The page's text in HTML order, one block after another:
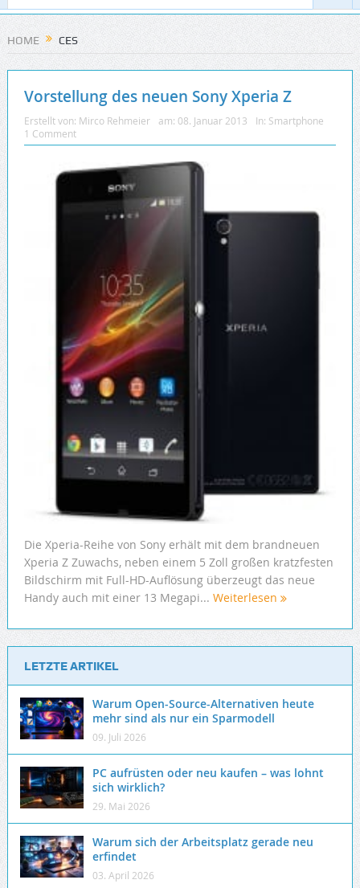
HOME CES
Vorstellung des neuen Sony Xperia Z
Erstellt von: Mirco Rehmeier am: 08. Januar 2013 In: Smartphone
1 Comment
Die Xperia-Reihe von Sony erhält mit dem brandneuen
Xperia Z Zuwachs, neben einem 5 Zoll großen kratzfesten
Bildschirm mit Full-HD-Auflösung überzeugt das neue
Handy auch mit einer 13 Megapi... Weiterlesen
LETZTE ARTIKEL
Warum Open-Source-Alternativen heute
mehr sind als nur ein Sparmodell
09. Juli 2026
PC aufrüsten oder neu kaufen – was lohnt
sich wirklich?
29. Mai 2026
Warum sich der Arbeitsplatz gerade neu
erfindet
03. April 2026